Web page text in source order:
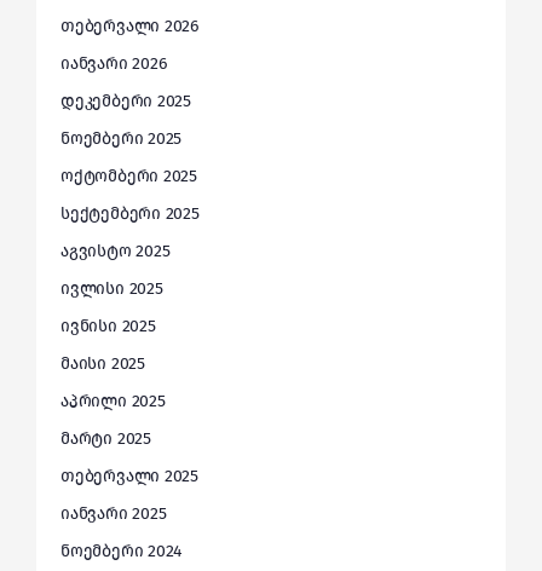
თებერვალი 2026
იანვარი 2026
დეკემბერი 2025
ნოემბერი 2025
ოქტომბერი 2025
სექტემბერი 2025
აგვისტო 2025
ივლისი 2025
ივნისი 2025
მაისი 2025
აპრილი 2025
მარტი 2025
თებერვალი 2025
იანვარი 2025
ნოემბერი 2024